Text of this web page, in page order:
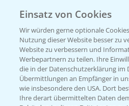
KONTAKT
Hilfe in Notfällen
T.+49 (0)214/30-
Einsatz von Cookies
Wir würden gerne optionale
Nutzung dieser Website besser zu
Website zu verbessern und
Werbepartnern zu teilen. Ihre
die in der Datenschutzerklärung im
Übermittlungen an Empfänger in
wie insbesondere den USA. Dort
Ihre derart übermittelten Daten